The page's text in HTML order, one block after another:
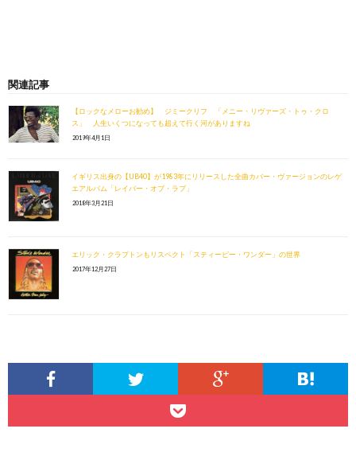
関連記事
【ロックなメローお勧め】 ジミークリフ 「メニー・リヴァーズ・トゥ・クロ
ス」 人生いくつになっても超えて行く河がありますね
2019年4月1日
イギリス出身の【UB40】が1983年にリリースした全曲カバー・ヴァージョンのレゲ
エアルバム「レイバー・オブ・ラブ」
2018年3月21日
エリック・クラプトンもリスペクト「スティービー・ワンダー」の世界
2017年12月27日